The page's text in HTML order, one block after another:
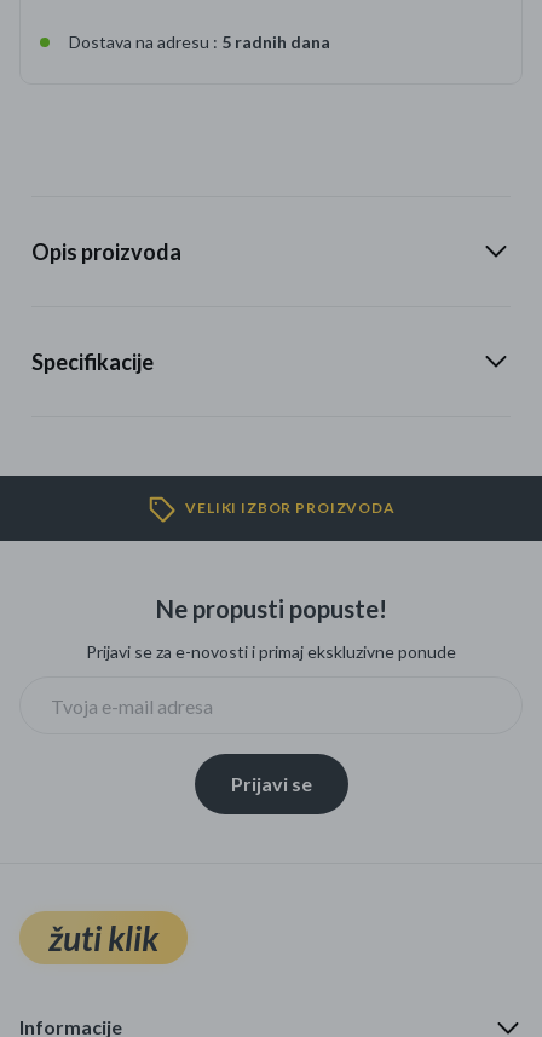
Dostava na adresu : 5 radnih dana
Opis proizvoda
Specifikacije
VELIKI IZBOR PROIZVODA
Ne propusti popuste!
Prijavi se za e-novosti i primaj ekskluzivne ponude
Prijavi se
žuti klik
Informacije